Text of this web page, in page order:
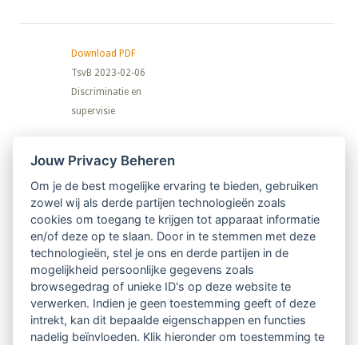
Download PDF
TsvB 2023-02-06
Discriminatie en
supervisie
Nieuwsbrief
Ontvang 10 x per jaar de LVSC-
relatienieuwsbrief met o.a.:
vrij toegankelijke TsvB-artikelen
nieuws op het vlak van professioneel
begeleiden
Jouw Privacy Beheren
Om je de best mogelijke ervaring te bieden, gebruiken
zowel wij als derde partijen technologieën zoals
cookies om toegang te krijgen tot apparaat informatie
en/of deze op te slaan. Door in te stemmen met deze
technologieën, stel je ons en derde partijen in de
mogelijkheid persoonlijke gegevens zoals
browsegedrag of unieke ID's op deze website te
verwerken. Indien je geen toestemming geeft of deze
intrekt, kan dit bepaalde eigenschappen en functies
nadelig beïnvloeden. Klik hieronder om toestemming te